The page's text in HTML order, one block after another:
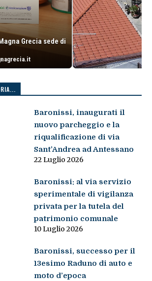
Grecia sede di
Baronissi, inaugurati il
nuovo parcheggio e la
riqualificazione di via
Sant’Andrea ad Antessano
22 Luglio 2026
Baronissi: al via servizio
sperimentale di vigilanza
privata per la tutela del
patrimonio comunale
10 Luglio 2026
Baronissi, successo per il
13esimo Raduno di auto e
moto d’epoca